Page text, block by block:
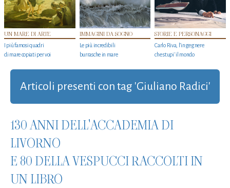
UN MARE DI ARTE
I più famosi quadri
di mare copiati per voi
IMMAGINI DA SOGNO
Le più incredibili
burrasche in mare
STORIE E PERSONAGGI
Carlo Riva, l’ingegnere
che stupi' il mondo
Articoli presenti con tag 'Giuliano Radici'
130 ANNI DELL'ACCADEMIA DI
LIVORNO
E 80 DELLA VESPUCCI RACCOLTI IN
UN LIBRO